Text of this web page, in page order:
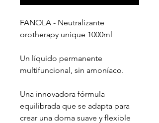
FANOLA - Neutralizante
orotherapy unique 1000ml
Un líquido permanente
multifuncional, sin amoníaco.
Una innovadora fórmula
equilibrada que se adapta para
crear una doma suave y flexible